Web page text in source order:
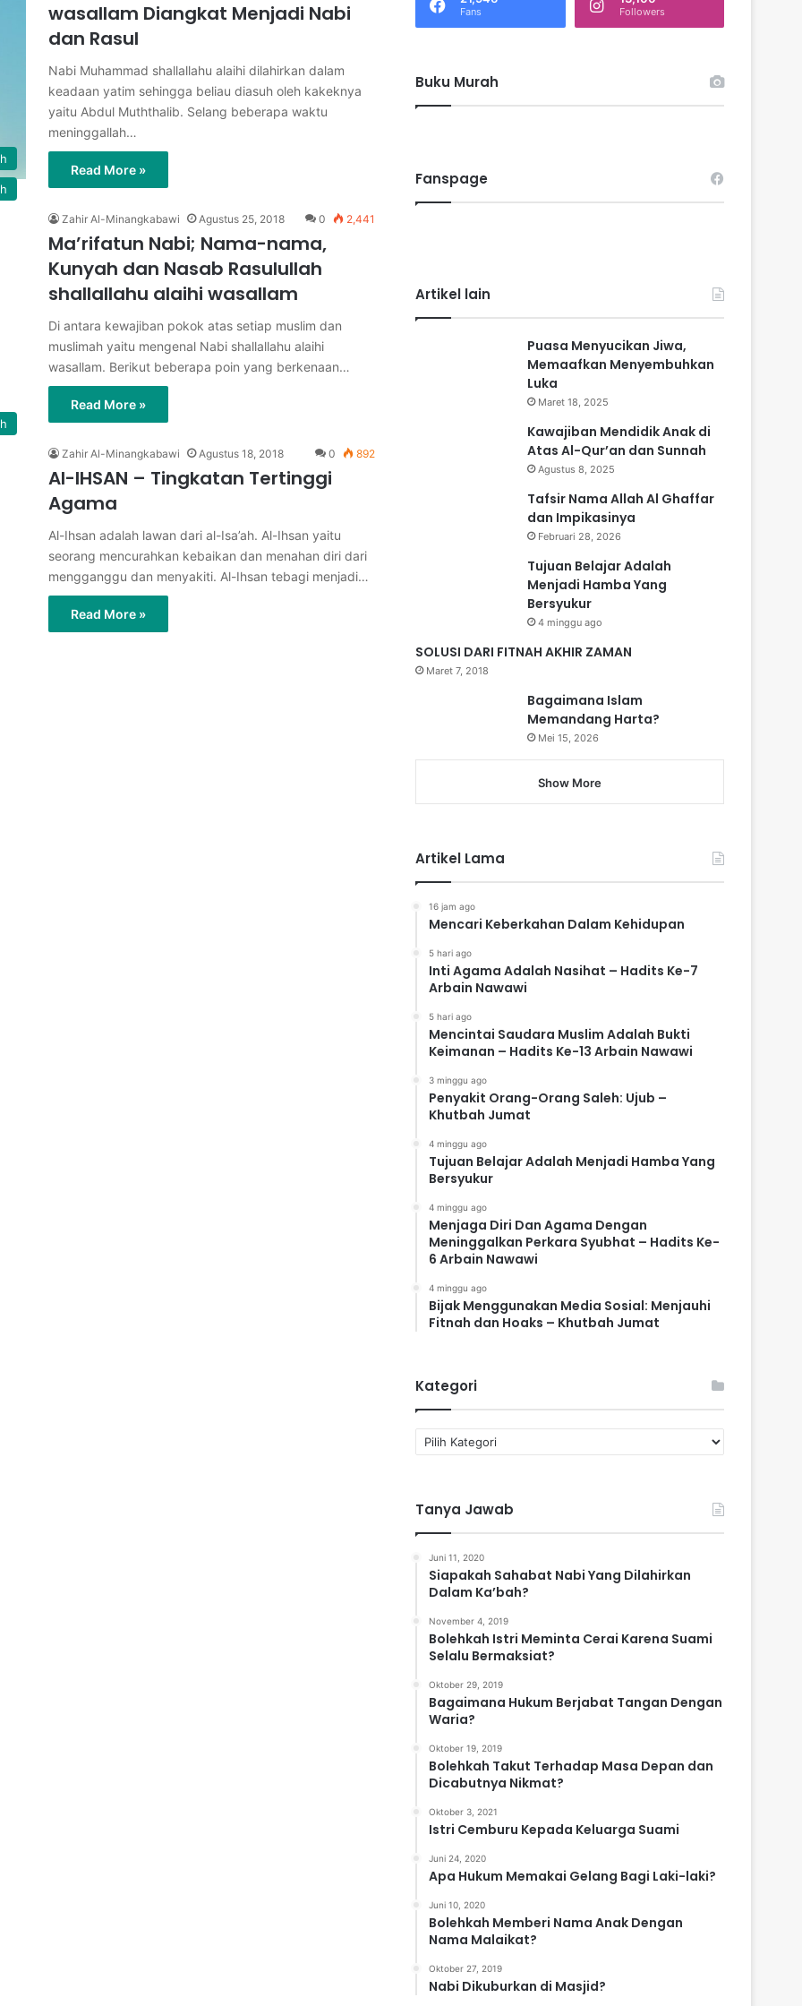
wasallam Diangkat Menjadi Nabi
dan Rasul
Nabi Muhammad shallallahu alaihi dilahirkan dalam
keadaan yatim sehingga beliau diasuh oleh kakeknya
yaitu Abdul Muththalib. Selang beberapa waktu
meninggallah…
Read More »
Zahir Al-Minangkabawi Agustus 25, 2018 0 2,441
Ma’rifatun Nabi; Nama-nama,
Kunyah dan Nasab Rasulullah
shallallahu alaihi wasallam
Di antara kewajiban pokok atas setiap muslim dan
muslimah yaitu mengenal Nabi shallallahu alaihi
wasallam. Berikut beberapa poin yang berkenaan…
Read More »
Zahir Al-Minangkabawi Agustus 18, 2018 0 892
Al-IHSAN – Tingkatan Tertinggi
Agama
Al-Ihsan adalah lawan dari al-Isa’ah. Al-Ihsan yaitu
seorang mencurahkan kebaikan dan menahan diri dari
mengganggu dan menyakiti. Al-Ihsan tebagi menjadi…
Read More »
k
:
Fans Followers
Buku Murah
Fanspage
Artikel lain
Puasa Menyucikan Jiwa,
Memaafkan Menyembuhkan
Luka
Maret 18, 2025
Kawajiban Mendidik Anak di
Atas Al-Qur’an dan Sunnah
Agustus 8, 2025
Tafsir Nama Allah Al Ghaffar
dan Impikasinya
Februari 28, 2026
Tujuan Belajar Adalah
Menjadi Hamba Yang
Bersyukur
4 minggu ago
SOLUSI DARI FITNAH AKHIR ZAMAN
Maret 7, 2018
Bagaimana Islam
Memandang Harta?
Mei 15, 2026
Show More
Artikel Lama
16 jam ago
Mencari Keberkahan Dalam Kehidupan
5 hari ago
Inti Agama Adalah Nasihat – Hadits Ke-7
Arbain Nawawi
5 hari ago
Mencintai Saudara Muslim Adalah Bukti
Keimanan – Hadits Ke-13 Arbain Nawawi
3 minggu ago
Penyakit Orang-Orang Saleh: Ujub –
Khutbah Jumat
4 minggu ago
Tujuan Belajar Adalah Menjadi Hamba Yang
Bersyukur
4 minggu ago
Menjaga Diri Dan Agama Dengan
Meninggalkan Perkara Syubhat – Hadits Ke-
6 Arbain Nawawi
4 minggu ago
Bijak Menggunakan Media Sosial: Menjauhi
Fitnah dan Hoaks – Khutbah Jumat
Kategori
a
g
o
Tanya Jawab
Juni 11, 2020
Siapakah Sahabat Nabi Yang Dilahirkan
Dalam Ka’bah?
November 4, 2019
Bolehkah Istri Meminta Cerai Karena Suami
Selalu Bermaksiat?
Oktober 29, 2019
Bagaimana Hukum Berjabat Tangan Dengan
Waria?
Oktober 19, 2019
Bolehkah Takut Terhadap Masa Depan dan
Dicabutnya Nikmat?
Oktober 3, 2021
Istri Cemburu Kepada Keluarga Suami
Juni 24, 2020
Apa Hukum Memakai Gelang Bagi Laki-laki?
Juni 10, 2020
Bolehkah Memberi Nama Anak Dengan
Nama Malaikat?
Oktober 27, 2019
Nabi Dikuburkan di Masjid?